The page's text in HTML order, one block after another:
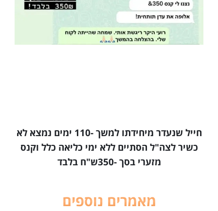
חייל שנעדר מיחידתו למשך -110 ימים נמצא לא
כשיר לצה"ל הסתיים ללא ימי כליאה כלל וקנס
מזערי בסך -350ש"ח בלבד
מאמרים נוספים